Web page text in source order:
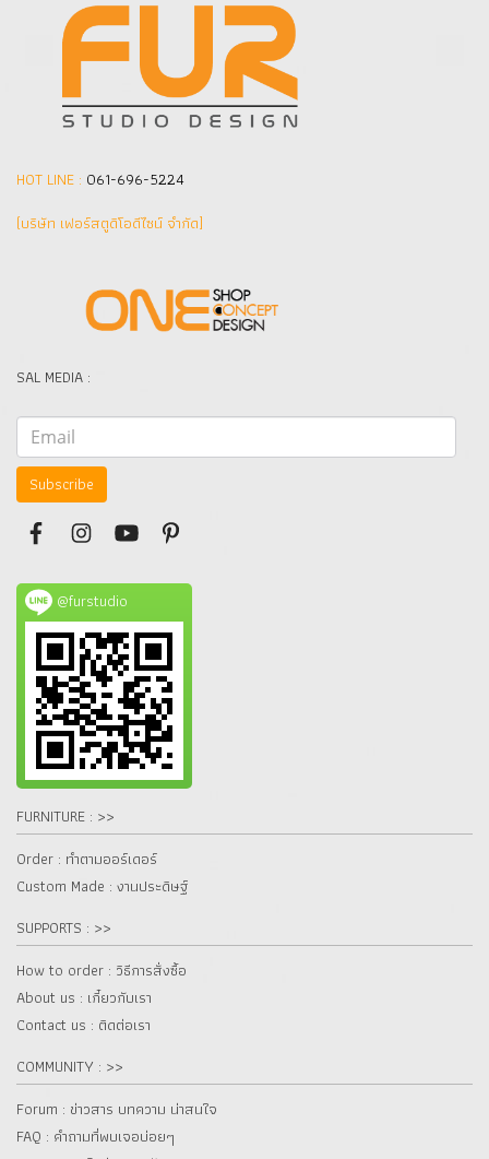
HOT LINE : 061-696-5224
(บริษัท เฟอร์สตูดิโอดีไซน์ จำกัด]
SAL MEDIA :
Subscribe
@furstudio
FURNITURE : >>
Order : ทำตามออร์เดอร์
Custom Made : งานประดิษฐ์
SUPPORTS : >>
How to order : วิธีการสั่งซื้อ
About us : เกี๋ยวกับเรา
Contact us : ติดต่อเรา
COMMUNITY : >>
Forum : ข่าวสาร บทความ น่าสนใจ
FAQ : คำถามที่พบเจอบ่อยๆ